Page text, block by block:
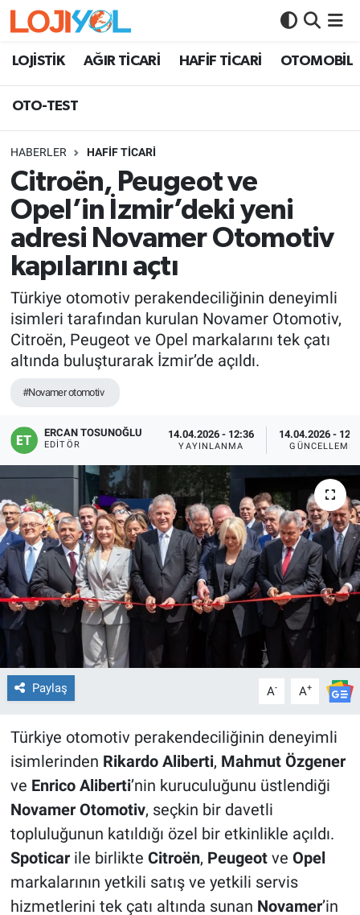
LOJİSTİK AĞIR TİCARİ HAFİF TİCARİ OTOMOBİL
OTO-TEST
HABERLER HAFİF TİCARİ
Citroën, Peugeot ve
Opel’in İzmir’deki yeni
adresi Novamer Otomotiv
kapılarını açtı
Türkiye otomotiv perakendeciliğinin deneyimli
isimleri tarafından kurulan Novamer Otomotiv,
Citroën, Peugeot ve Opel markalarını tek çatı
altında buluşturarak İzmir’de açıldı.
#Novamer otomotiv
ERCAN TOSUNOĞLU
EDITÖR
14.04.2026 - 12:36
YAYINLANMA
14.04.2026 -
GÜNCELLEME
Paylaş A- A+
Türkiye otomotiv perakendeciliğinin deneyimli
isimlerinden Rikardo Aliberti, Mahmut Özgener
ve Enrico Aliberti’nin kuruculuğunu üstlendiği
Novamer Otomotiv, seçkin bir davetli
topluluğunun katıldığı özel bir etkinlikle açıldı.
Spoticarile birlikte Citroën, Peugeotve Opel
markalarının yetkili satış ve yetkili servis
hizmetlerini tek çatı altında sunan Novamer’in
OTO-TEST